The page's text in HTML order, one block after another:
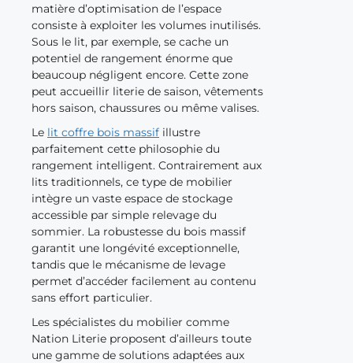
matière d’optimisation de l’espace
consiste à exploiter les volumes inutilisés.
Sous le lit, par exemple, se cache un
potentiel de rangement énorme que
beaucoup négligent encore. Cette zone
peut accueillir literie de saison, vêtements
hors saison, chaussures ou même valises.
Le lit coffre bois massif illustre
parfaitement cette philosophie du
rangement intelligent. Contrairement aux
lits traditionnels, ce type de mobilier
intègre un vaste espace de stockage
accessible par simple relevage du
sommier. La robustesse du bois massif
garantit une longévité exceptionnelle,
tandis que le mécanisme de levage
permet d’accéder facilement au contenu
sans effort particulier.
Les spécialistes du mobilier comme
Nation Literie proposent d’ailleurs toute
une gamme de solutions adaptées aux